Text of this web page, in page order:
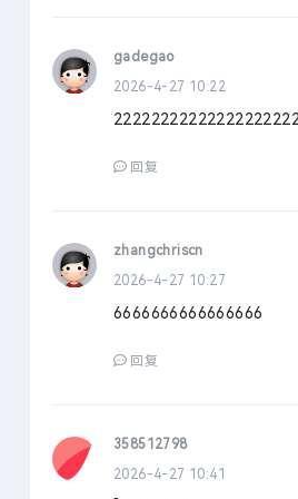
gadegao
2026-4-27 10:22
回复
zhangchriscn
2026-4-27 10:27
6666666666666666
回复
358512798
2026-4-27 10:41